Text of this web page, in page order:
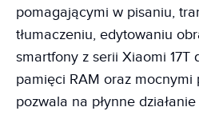
pomagającymi w pisaniu,
tłumaczeniu, edytowaniu
smartfony z serii Xiaomi 17T
pamięci RAM oraz mocnymi
pozwala na płynne